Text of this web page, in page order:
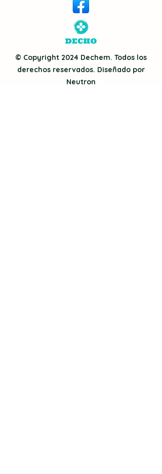
© Copyright 2024 Dechem. Todos los
derechos reservados. Diseñado por
Neutron